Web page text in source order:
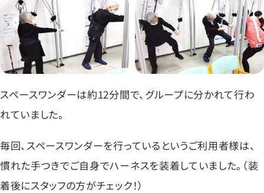
スペースワンダーは約12分間で、グループに分かれて行わ
れていました。
毎回、スペースワンダーを行っているというご利用者様は、
慣れた手つきでご自身でハーネスを装着していました。（装
着後にスタッフの方がチェック！）